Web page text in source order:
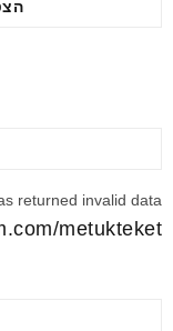
returned invalid data.
metukteket/